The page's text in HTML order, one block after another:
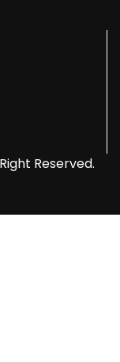
Reserved.